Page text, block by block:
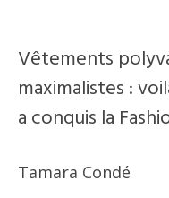
Vêtements
maximalistes :
a conquis la
Tamara Condé